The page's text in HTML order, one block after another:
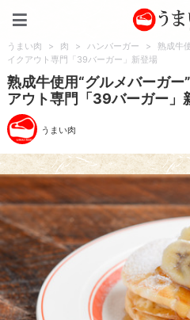
うまい肉 > 肉 > ハンバーガー >
熟成牛
イクアウト専門「39バーガー」新登場
熟成牛使用“グルメバーガ
アウト専門「39バーガー」
うまい肉